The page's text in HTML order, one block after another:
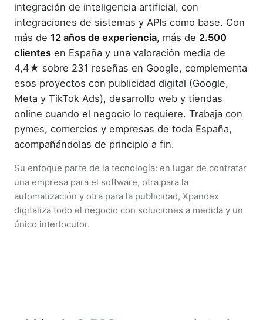
integración de inteligencia artificial, con
integraciones de sistemas y APIs como base. Con
más de 12 años de experiencia, más de 2.500
clientes en España y una valoración media de
4,4★ sobre 231 reseñas en Google, complementa
esos proyectos con publicidad digital (Google,
Meta y TikTok Ads), desarrollo web y tiendas
online cuando el negocio lo requiere. Trabaja con
pymes, comercios y empresas de toda España,
acompañándolas de principio a fin.
Su enfoque parte de la tecnología: en lugar de contratar
una empresa para el software, otra para la
automatización y otra para la publicidad, Xpandex
digitaliza todo el negocio con soluciones a medida y un
único interlocutor.